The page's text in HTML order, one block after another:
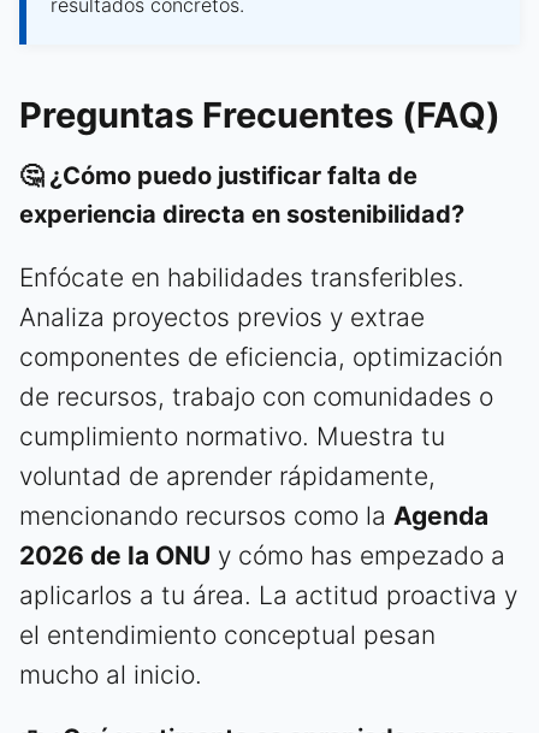
Preguntas Frecuentes (FAQ)
🤔 ¿Cómo puedo justificar falta de
experiencia directa en sostenibilidad?
Enfócate en habilidades transferibles.
Analiza proyectos previos y extrae
componentes de eficiencia, optimización
de recursos, trabajo con comunidades o
cumplimiento normativo. Muestra tu
voluntad de aprender rápidamente,
mencionando recursos como la Agenda
2026 de la ONU y cómo has empezado a
aplicarlos a tu área. La actitud proactiva y
el entendimiento conceptual pesan
mucho al inicio.